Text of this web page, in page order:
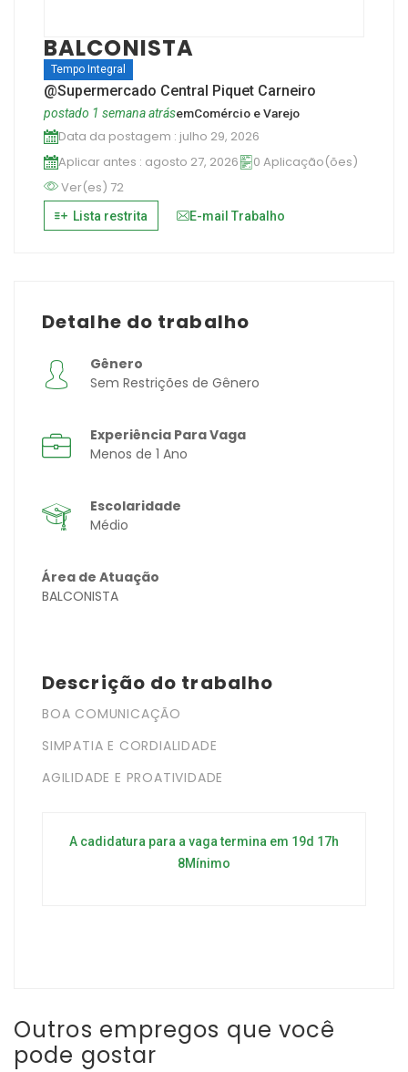
BALCONISTA
Tempo Integral
@Supermercado Central Piquet Carneiro
postado 1 semana atrásemComércio e Varejo
Data da postagem : julho 29, 2026
Aplicar antes : agosto 27, 2026
0 Aplicação(ões)
Ver(es) 72
Lista restrita E-mail Trabalho
Detalhe do trabalho
Gênero
Sem Restrições de Gênero
Experiência Para Vaga
Menos de 1 Ano
Escolaridade
Médio
Área de Atuação
BALCONISTA
Descrição do trabalho
BOA COMUNICAÇÃO
SIMPATIA E CORDIALIDADE
AGILIDADE E PROATIVIDADE
A cadidatura para a vaga termina em 19d 17h
8Mínimo
Outros empregos que você
pode gostar